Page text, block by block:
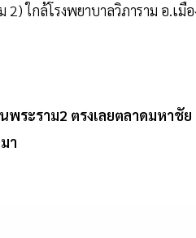
ใกล้โรงพยาบาลวิภาราม อ.เมือ
ระราม2 ตรงเลยตลาดมหาชัย
า